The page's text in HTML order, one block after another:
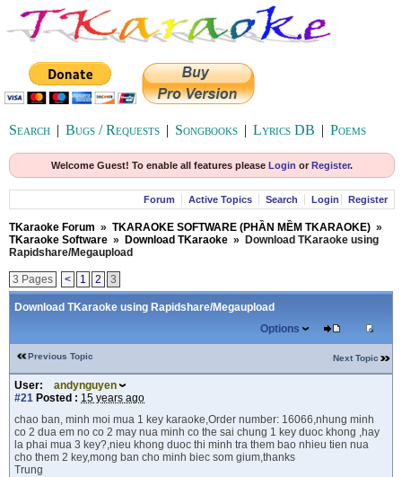
Search | Bugs / Requests | Songbooks | Lyrics DB | Poems
Welcome Guest! To enable all features please Login or Register.
Forum Active Topics Search Login Register
TKaraoke Forum » TKARAOKE SOFTWARE (PHẦN MỀM TKARAOKE) »
TKaraoke Software » Download TKaraoke »
Download TKaraoke using
Rapidshare/Megaupload
3 Pages < 1 2 3
Download TKaraoke using Rapidshare/Megaupload
Options
Previous Topic Next Topic
User:
andynguyen
#21 Posted : 15 years ago
chao ban, minh moi mua 1 key karaoke,Order number: 16066,nhung minh
co 2 dua em no co 2 may nua minh co the sai chung 1 key duoc khong ,hay
la phai mua 3 key?,nieu khong duoc thi minh tra them bao nhieu tien nua
cho them 2 key,mong ban cho minh biec som gium,thanks
Trung